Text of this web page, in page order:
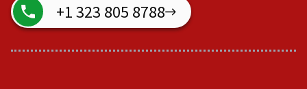
+1 323 805 8788